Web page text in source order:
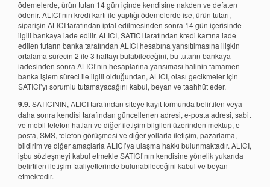
ödemelerde, ürün tutarı 14 gün içinde kendisine nakden ve defaten
ödenir. ALICI’nın kredi kartı ile yaptığı ödemelerde ise, ürün tutarı,
siparişin ALICI tarafından iptal edilmesinden sonra 14 gün içerisinde
ilgili bankaya iade edilir. ALICI, SATICI tarafından kredi kartına iade
edilen tutarın banka tarafından ALICI hesabına yansıtılmasına ilişkin
ortalama sürecin 2 ile 3 haftayı bulabileceğini, bu tutarın bankaya
iadesinden sonra ALICI’nın hesaplarına yansıması halinin tamamen
banka işlem süreci ile ilgili olduğundan, ALICI, olası gecikmeler için
SATICI’yı sorumlu tutamayacağını kabul, beyan ve taahhüt eder.
9.9.SATICININ, ALICI tarafından siteye kayıt formunda belirtilen veya
daha sonra kendisi tarafından güncellenen adresi, e-posta adresi, sabit
ve mobil telefon hatları ve diğer iletişim bilgileri üzerinden mektup, e-
posta, SMS, telefon görüşmesi ve diğer yollarla iletişim, pazarlama,
bildirim ve diğer amaçlarla ALICI’ya ulaşma hakkı bulunmaktadır. ALICI,
işbu sözleşmeyi kabul etmekle SATICI’nın kendisine yönelik yukarıda
belirtilen iletişim faaliyetlerinde bulunabileceğini kabul ve beyan
etmektedir.